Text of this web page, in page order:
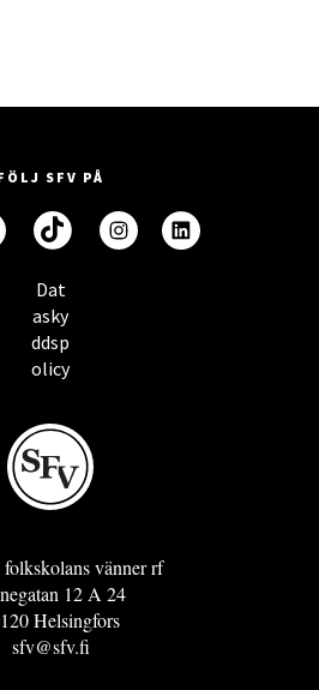
SFV PÅ
Dat
asky
ddsp
olicy
folkskolans vänner rf
12 A 24
Helsingfors
sfv@sfv.fi